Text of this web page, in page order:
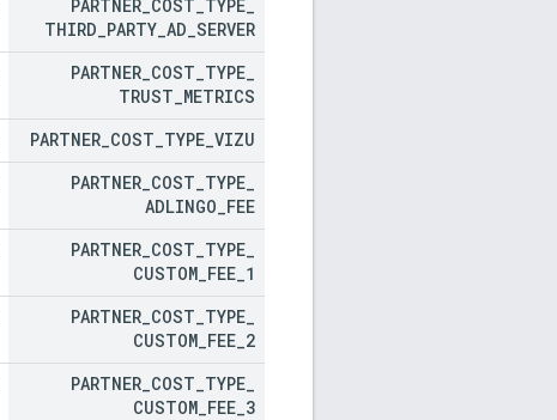
PARTNER COST TYPE
THIRD PARTY AD SERVER
PARTNER COST TYPE
TRUST METRICS
PARTNER COST TYPE VIZU
PARTNER COST TYPE
ADLINGO FEE
PARTNER COST TYPE
CUSTOM FEE 1
PARTNER COST TYPE
CUSTOM FEE 2
PARTNER COST TYPE
CUSTOM FEE 3